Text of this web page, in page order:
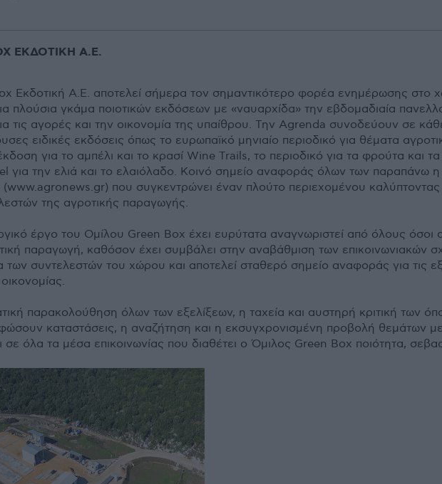
ΕΚΔΟΤΙΚΗ Α.Ε.
Εκδοτική A.E. αποτελεί σήµερα τον σηµαντικότερο φορέα ενηµέρωσης στο
πλούσια γκάµα ποιοτικών εκδόσεων µε «ναυαρχίδα» την εβδοµαδιαία
τις αγορές και την οικονοµία της υπαίθρου. Την Agrenda συνοδεύουν σε
ειδικές εκδόσεις όπως το ευρωπαϊκό µηνιαίο περιοδικό για θέµατα
για το αµπέλι και το κρασί Wine Trails, το περιοδικό για τα φρούτα και
el για την ελιά και το ελαιόλαδο. Κοινό σηµείο αναφοράς όλων των παραπάνω η
που συγκεντρώνει έναν πλούτο περιεχοµένου
της αγροτικής παραγωγής.
έργο του Οµίλου Green Box έχει ευρύτατα αναγνωριστεί από όλους όσοι
παραγωγή, καθόσον έχει συµβάλει στην αναβάθµιση των επικοινωνιακών
των συντελεστών του χώρου και αποτελεί σταθερό σηµείο αναφοράς για τις
παρακολούθηση όλων των εξελίξεων, η ταχεία και αυστηρή κριτική των
καταστάσεις, η αναζήτηση και η εκσυγχρονισµένη προβολή θεµάτων
όλα τα µέσα επικοινωνίας που διαθέτει ο Όµιλος Green Box ποιότητα,